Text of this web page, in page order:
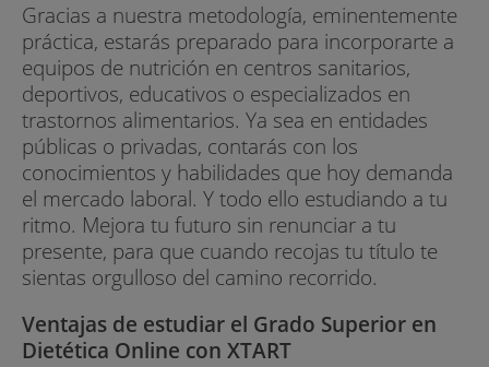
Gracias a nuestra metodología, eminentemente
práctica, estarás preparado para incorporarte a
equipos de nutrición en centros sanitarios,
deportivos, educativos o especializados en
trastornos alimentarios. Ya sea en entidades
públicas o privadas, contarás con los
conocimientos y habilidades que hoy demanda
el mercado laboral. Y todo ello estudiando a tu
ritmo. Mejora tu futuro sin renunciar a tu
presente, para que cuando recojas tu título te
sientas orgulloso del camino recorrido.
Ventajas de estudiar el Grado Superior en
Dietética Online con XTART